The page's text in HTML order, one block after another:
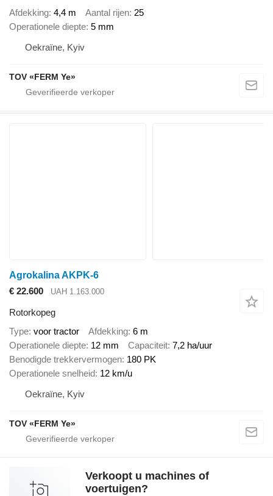
Afdekking 4,4 m Aantal rijen 25
Operationele diepte 5 mm
Oekraïne, Kyiv
TOV «FERM Ye»
Agrokalina AKPK-6
€ 22.600
UAH 1.163.000
Rotorkopeg
Type voor tractor Afdekking 6 m
Operationele diepte 12 mm Capaciteit 7,2 ha/uur
Benodigde trekkervermogen 180 PK
Operationele snelheid 12 km/u
Oekraïne, Kyiv
TOV «FERM Ye»
Verkoopt u machines of
voertuigen?